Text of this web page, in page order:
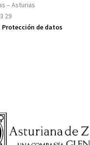
– Asturias
29
Protección de datos